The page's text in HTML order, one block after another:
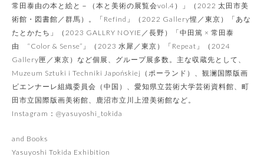
常田泰由の本と絵と－（本と美術の展覧会vol.4）」（2022 太田市美
術館・図書館／群馬）。「Refind」（2022 Gallery惺／東京）「あな
たとかたち」（2023 GALLRY NOYIE／長野）「中田篤 × 常田泰
由 “Color & Sense”」（2023 水犀／東京）「Repeat」（2024
Gallery匣／東京）など個展、グループ展多数。主な収蔵先として、
Muzeum Sztuki i Techniki Japońskiej（ポーランド）、観澜国際版画
ビエンナーレ組織委員会（中国）、愛知県立芸術大学芸術資料館、町
田市立国際版画美術館、鹿沼市立川上澄美術館など。
Instagram：@yasuyoshi_tokida
and Books
Yasuyoshi Tokida Exhibition